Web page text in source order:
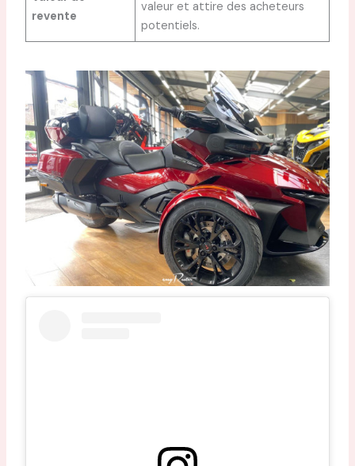
revente
valeur et attire des acheteurs
potentiels.